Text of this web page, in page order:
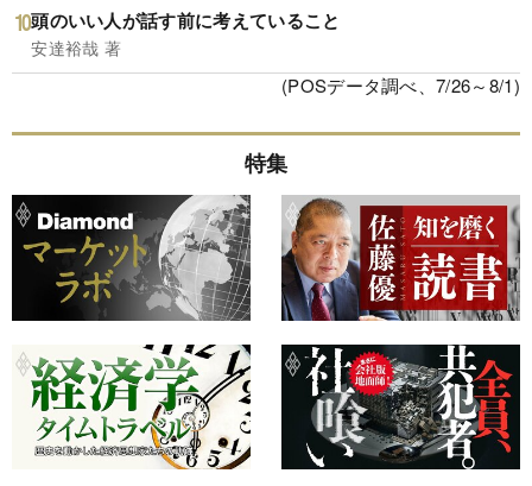
頭のいい人が話す前に考えていること
安達裕哉 著
(POSデータ調べ、7/26～8/1)
特集